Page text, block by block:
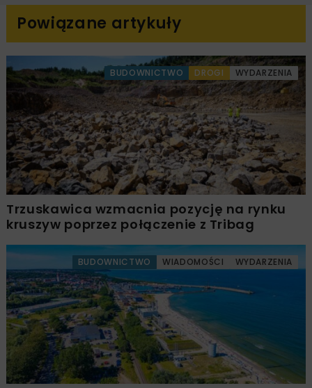
Powiązane artykuły
BUDOWNICTWO DROGI WYDARZENIA
Trzuskawica wzmacnia pozycję na rynku
kruszyw poprzez połączenie z Tribag
BUDOWNICTWO WIADOMOŚCI WYDARZENIA